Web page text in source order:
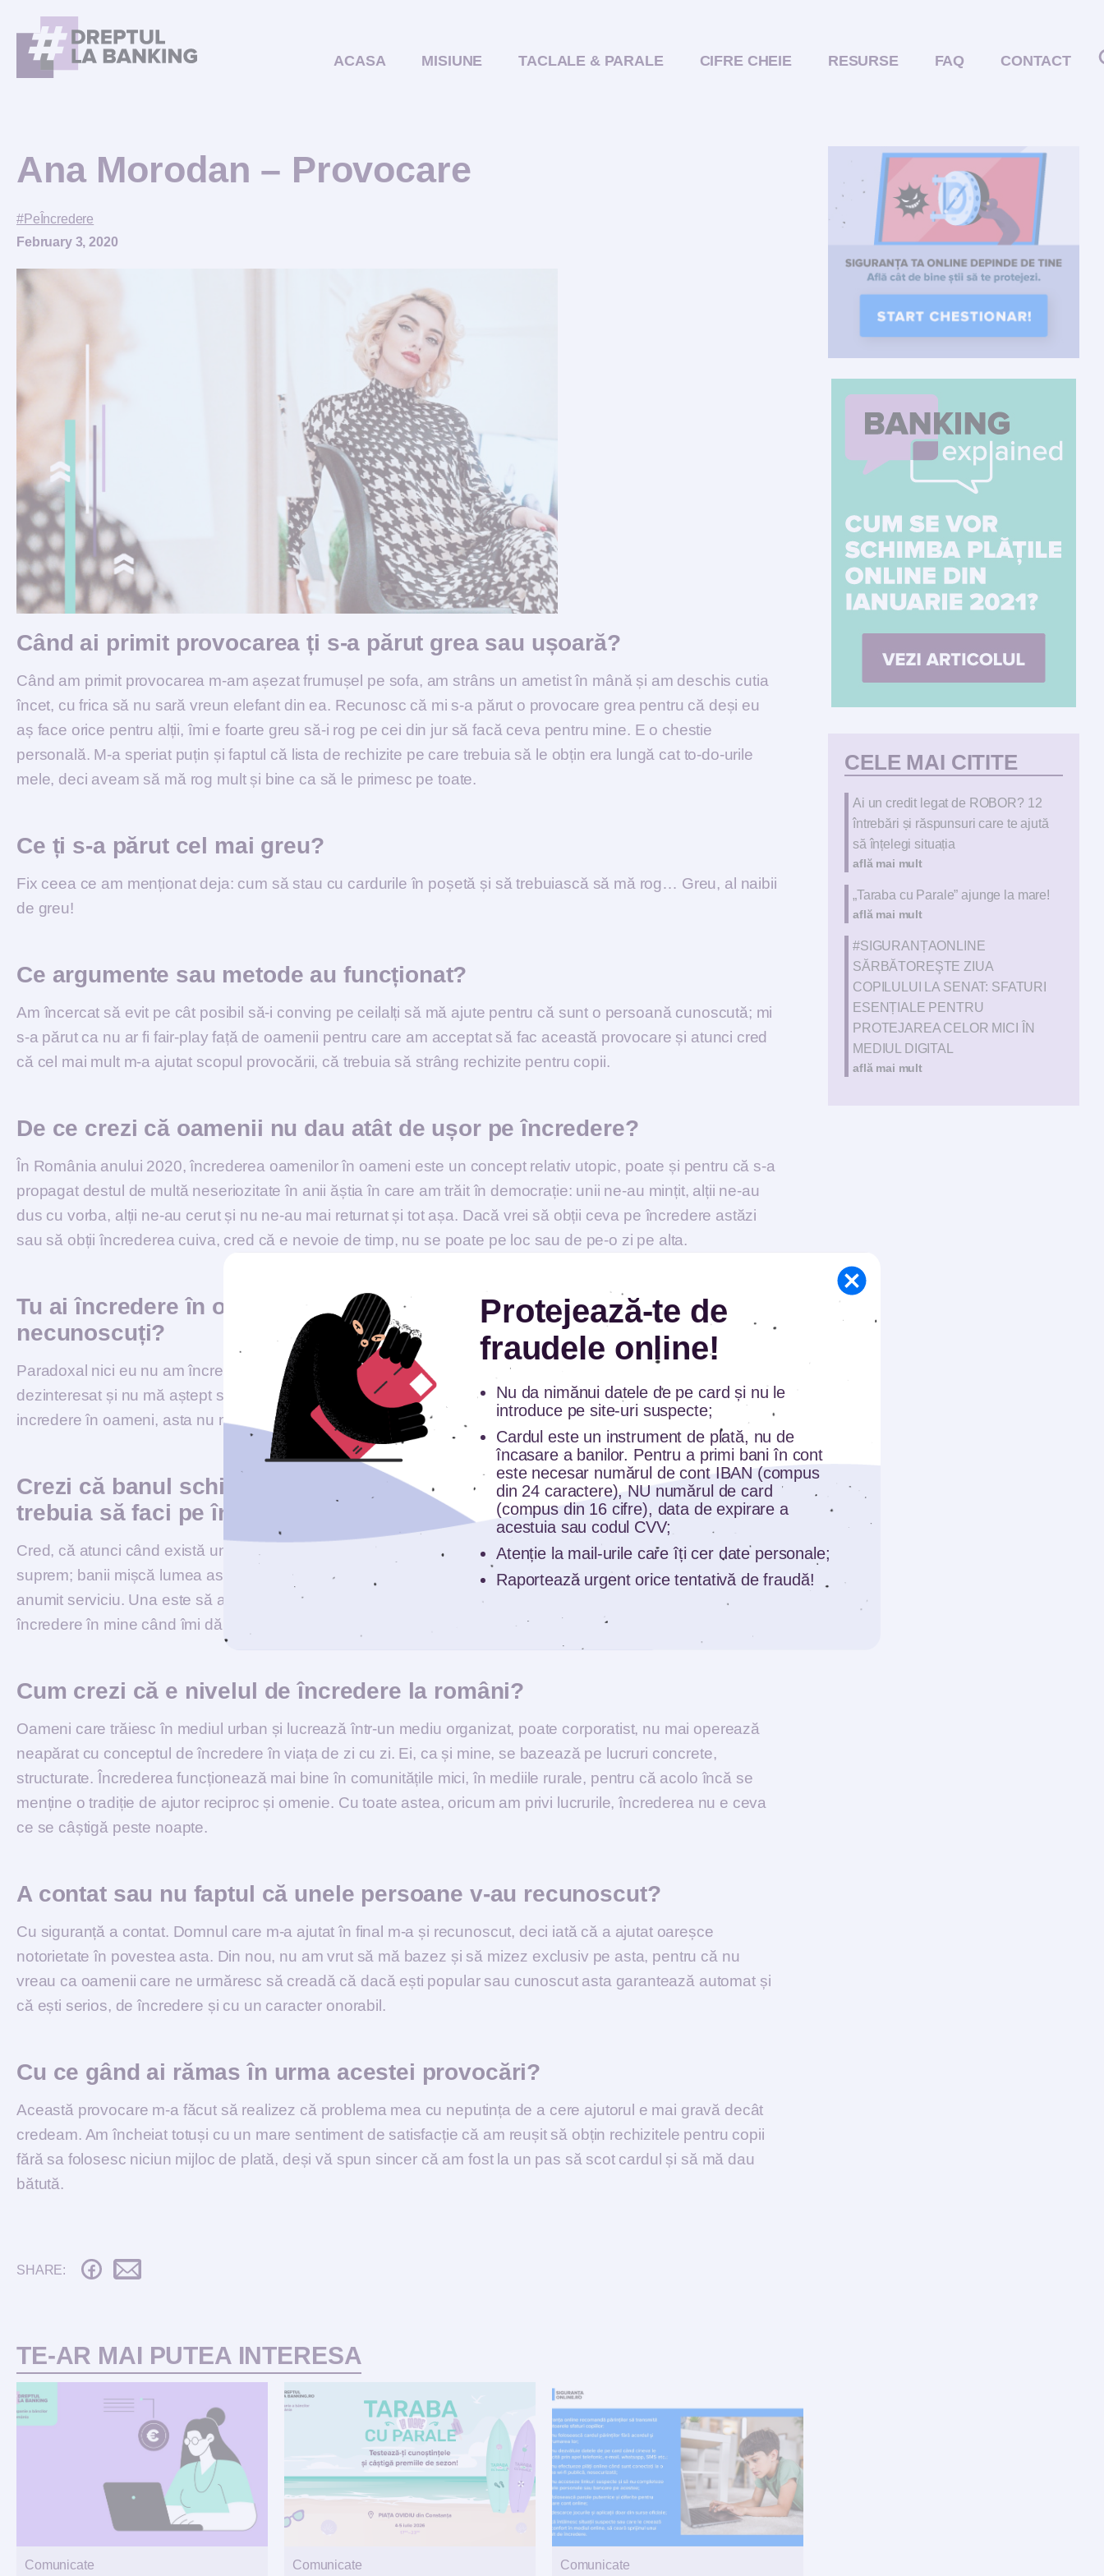
ACASA MISIUNE TACLALE & PARALE CIFRE CHEIE RESURSE FAQ CONTACT
Ana Morodan – Provocare
#PeÎncredere
February 3, 2020
Când ai primit provocarea ți s-a părut grea sau ușoară?
Când am primit provocarea m-am așezat frumușel pe sofa, am strâns un ametist în mână și am deschis cutia
încet, cu frica să nu sară vreun elefant din ea. Recunosc că mi s-a părut o provocare grea pentru că deși eu
aș face orice pentru alții, îmi e foarte greu să-i rog pe cei din jur să facă ceva pentru mine. E o chestie
personală. M-a speriat puțin și faptul că lista de rechizite pe care trebuia să le obțin era lungă cat to-do-urile
mele, deci aveam să mă rog mult și bine ca să le primesc pe toate.
Ce ți s-a părut cel mai greu?
Fix ceea ce am menționat deja: cum să stau cu cardurile în poșetă și să trebuiască să mă rog… Greu, al naibii
de greu!
Ce argumente sau metode au funcționat?
Am încercat să evit pe cât posibil să-i conving pe ceilalți să mă ajute pentru că sunt o persoană cunoscută; mi
s-a părut ca nu ar fi fair-play față de oamenii pentru care am acceptat să fac această provocare și atunci cred
că cel mai mult m-a ajutat scopul provocării, că trebuia să strâng rechizite pentru copii.
De ce crezi că oamenii nu dau atât de ușor pe încredere?
În România anului 2020, încrederea oamenilor în oameni este un concept relativ utopic, poate și pentru că s-a
propagat destul de multă neseriozitate în anii ăștia în care am trăit în democrație: unii ne-au mințit, alții ne-au
dus cu vorba, alții ne-au cerut și nu ne-au mai returnat și tot așa. Dacă vrei să obții ceva pe încredere astăzi
sau să obții încrederea cuiva, cred că e nevoie de timp, nu se poate pe loc sau de pe-o zi pe alta.
Tu ai încredere în oameni? Ai da ceva pe încredere unor
necunoscuți?
Paradoxal nici eu nu am încredere în oameni, dar aș da aproape orice oricui. Mereu când dau ceva, dau
dezinteresat și nu mă aștept să mai primesc nimic înapoi. E o chestie asumată, dar chiar dacă nu am
incredere în oameni, asta nu mă împiedică să fiu generoasă.
Crezi că banul schimbă paradigma unui astfel de exercițiu? Dacă
trebuia să faci pe încredere altceva crezi că era mai ușor?
Cred, că atunci când există un factor financiar, perspectiva se schimbă automat. Practic banii sunt dezideratul
suprem; banii mișcă lumea astăzi. Oamenii sunt mult mai puțin încrezători cand e vorba de bani și nu de un
anumit serviciu. Una este să aibă cineva încredere în mine că îi mătur bine în fața curții și alta este să aibă
încredere în mine când îmi dă o sumă de bani.
Cum crezi că e nivelul de încredere la români?
Oameni care trăiesc în mediul urban și lucrează într-un mediu organizat, poate corporatist, nu mai operează
neapărat cu conceptul de încredere în viața de zi cu zi. Ei, ca și mine, se bazează pe lucruri concrete,
structurate. Încrederea funcționează mai bine în comunitățile mici, în mediile rurale, pentru că acolo încă se
menține o tradiție de ajutor reciproc și omenie. Cu toate astea, oricum am privi lucrurile, încrederea nu e ceva
ce se câștigă peste noapte.
A contat sau nu faptul că unele persoane v-au recunoscut?
Cu siguranță a contat. Domnul care m-a ajutat în final m-a și recunoscut, deci iată că a ajutat oareșce
notorietate în povestea asta. Din nou, nu am vrut să mă bazez și să mizez exclusiv pe asta, pentru că nu
vreau ca oamenii care ne urmăresc să creadă că dacă ești popular sau cunoscut asta garantează automat și
că ești serios, de încredere și cu un caracter onorabil.
Cu ce gând ai rămas în urma acestei provocări?
Această provocare m-a făcut să realizez că problema mea cu neputința de a cere ajutorul e mai gravă decât
credeam. Am încheiat totuși cu un mare sentiment de satisfacție că am reușit să obțin rechizitele pentru copii
fără sa folosesc niciun mijloc de plată, deși vă spun sincer că am fost la un pas să scot cardul și să mă dau
bătută.
SHARE:
TE-AR MAI PUTEA INTERESA
Comunicate Comunicate Comunicate
CELE MAI CITITE
Ai un credit legat de ROBOR? 12
întrebări și răspunsuri care te ajută
să înțelegi situația
află mai mult
„Taraba cu Parale” ajunge la mare!
află mai mult
#SIGURANȚAONLINE
SĂRBĂTOREŞTE ZIUA
COPILULUI LA SENAT: SFATURI
ESENȚIALE PENTRU
PROTEJAREA CELOR MICI ÎN
MEDIUL DIGITAL
află mai mult
Protejează-te de
fraudele online!
Nu da nimănui datele de pe card și nu le
introduce pe site-uri suspecte;
Cardul este un instrument de plată, nu de
încasare a banilor. Pentru a primi bani în cont
este necesar numărul de cont IBAN (compus
din 24 caractere), NU numărul de card
(compus din 16 cifre), data de expirare a
acestuia sau codul CVV;
Atenție la mail-urile care îți cer date personale;
Raportează urgent orice tentativă de fraudă!